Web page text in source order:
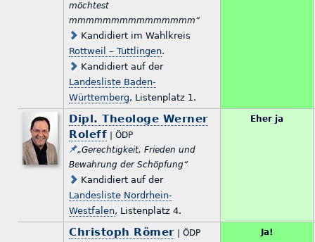
möchtest
mmmmmmmmmmmmmmm“
Kandidiert im Wahlkreis
Rottweil – Tuttlingen.
Kandidiert auf der
Landesliste Baden-
Württemberg, Listenplatz 1.
Dipl. Theologe Werner
Roleff | ÖDP
„Gerechtigkeit, Frieden und
Bewahrung der Schöpfung“
Kandidiert auf der
Landesliste Nordrhein-
Westfalen, Listenplatz 4.
Eher ja
Christoph Römer| ÖDP
Ja!